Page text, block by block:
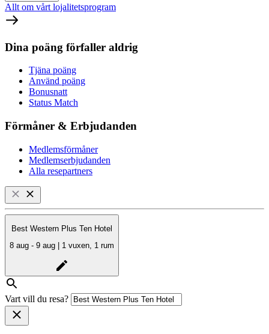
Allt om vårt lojalitetsprogram
Dina poäng förfaller aldrig
Tjäna poäng
Använd poäng
Bonusnatt
Status Match
Förmåner & Erbjudanden
Medlemsförmåner
Medlemserbjudanden
Alla resepartners
Best Western Plus Ten Hotel
8 aug - 9 aug | 1 vuxen, 1 rum
Vart vill du resa?